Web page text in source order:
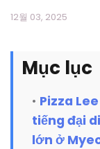
12월 03, 2025
Mục lục
Pizza
tiếng đại
lớn ở